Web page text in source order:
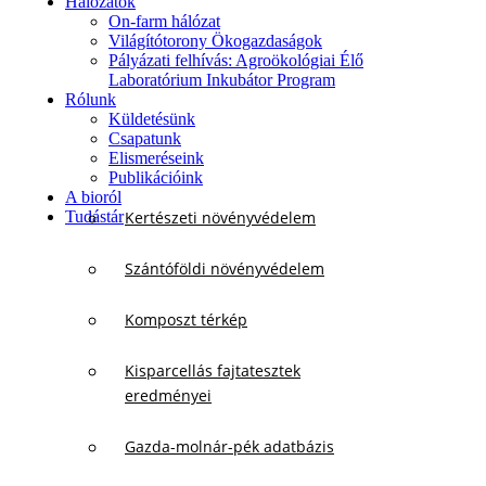
On-farm hálózat
Világítótorony Ökogazdaságok
Pályázati felhívás: Agroökológiai Élő
Laboratórium Inkubátor Program
Rólunk
Küldetésünk
Csapatunk
Elismeréseink
Publikációink
A bioról
TudástárKertészeti növényvédelem
Szántóföldi növényvédelem
Komposzt térkép
Kisparcellás fajtatesztek
eredményei
Gazda-molnár-pék adatbázis